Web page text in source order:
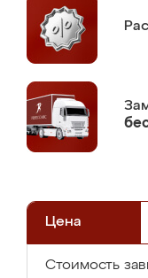
Цена
Стоимость